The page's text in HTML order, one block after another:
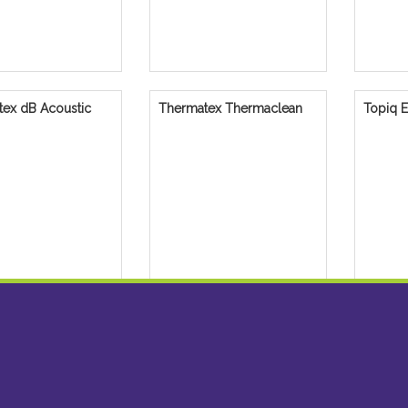
dB Acoustic Thermatex Thermaclean Topiq